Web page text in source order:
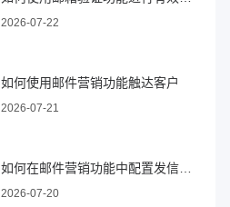
2026-07-22
如何使用邮件营销功能触达客户
2026-07-21
2026-07-20